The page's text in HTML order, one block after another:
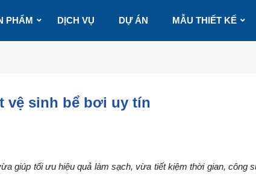
PHẨM DỊCH VỤ DỰ ÁN MẪU THIẾT KẾ
vệ sinh bể bơi uy tín
giúp tối ưu hiệu quả làm sạch, vừa tiết kiệm thời gian, công